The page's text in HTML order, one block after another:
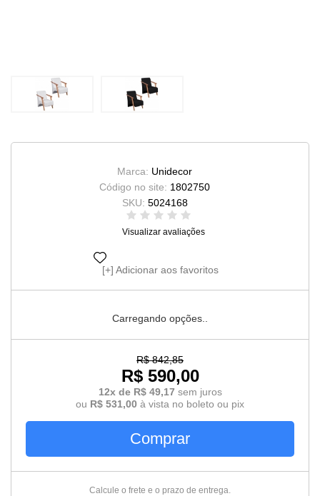
Marca: Unidecor
Código no site: 1802750
SKU: 5024168
Visualizar avaliações
Adicionar aos favoritos
Carregando opções..
R$ 842,85
R$ 590,00
12x de R$ 49,17 sem juros
ou R$ 531,00 à vista no boleto ou pix
Comprar
Calcule o frete e o prazo de entrega.